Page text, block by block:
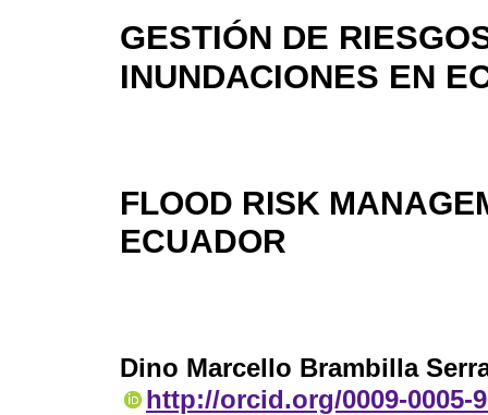
GESTIÓN DE
INUNDACIONES EN
FLOOD RISK
ECUADOR
Dino Marcello Brambilla
http://orcid.org/0009-0005-